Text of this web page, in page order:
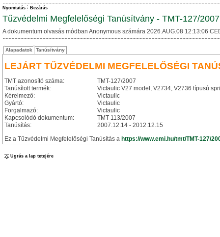
Nyomtatás Bezárás
Tűzvédelmi Megfelelőségi Tanúsítvány - TMT-127/2007
A dokumentum olvasás módban Anonymous számára 2026.AUG.08 12:13:06
Alapadatok Tanúsítvány
LEJÁRT TŰZVÉDELMI MEGFELELŐSÉGI
TMT azonosító száma:
TMT-127/2007
Tanúsított termék:
Victaulic V27 model, V2734, V2736 típusú
Kérelmező:
Victaulic
Gyártó:
Victaulic
Forgalmazó:
Victaulic
Kapcsolódó dokumentum:
TMT-113/2007
Tanúsítás:
2007.12.14 - 2012.12.15
Ez a Tűzvédelmi Megfelelőségi Tanúsítás a https://www.emi.hu/tmt/TMT-127/
Ugrás a lap tetejére